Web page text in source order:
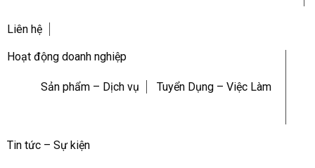
Liên hệ
Hoạt động doanh nghiệp
Sản phẩm – Dịch vụ Tuyển Dụng – Việc Làm
Tin tức – Sự kiện